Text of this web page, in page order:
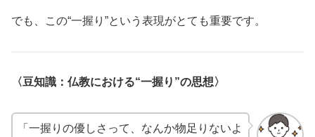
でも、この“一握り”という表現がとても重要です。
〈豆知識：仏教における“一握り”の思想〉
「一握りの優しさって、なんか物足りないよ